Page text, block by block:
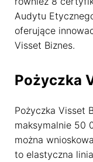
Audytu
oferujące
Visset Biznes.
Pożyczka
Pożyczka Visset
maksymalnie 50
można
to elastyczna